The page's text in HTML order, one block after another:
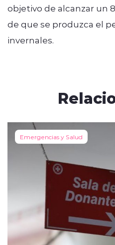
objetivo de alcanzar un
de que se produzca el
invernales.
Emergencias y Salud